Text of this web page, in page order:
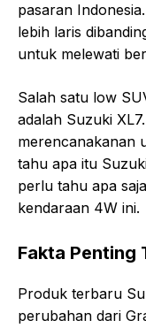
pasaran
lebih laris
untuk melewati
Salah satu low
adalah Suzuki
merencanakanan
tahu apa itu
perlu tahu apa
kendaraan 4W ini.
Fakta Penting
Produk terbaru
perubahan dari